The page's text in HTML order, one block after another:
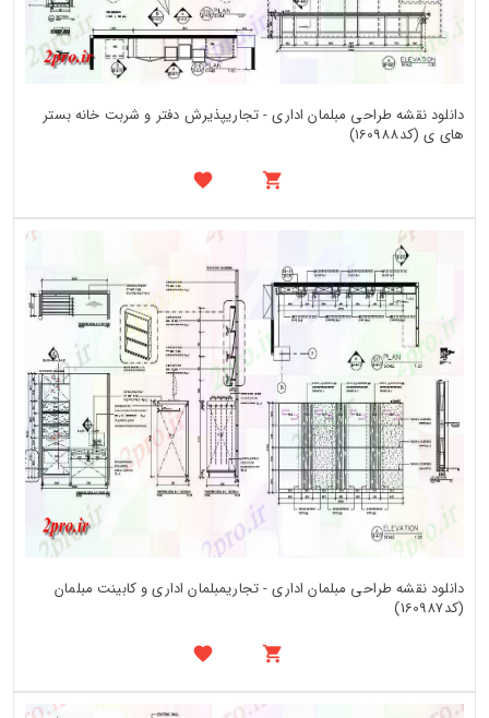
دانلود نقشه طراحی مبلمان اداری - تجاریپذیرش دفتر و شربت خانه بستر
های ی (کد160988)
دانلود نقشه طراحی مبلمان اداری - تجاریمبلمان اداری و کابینت مبلمان
(کد160987)